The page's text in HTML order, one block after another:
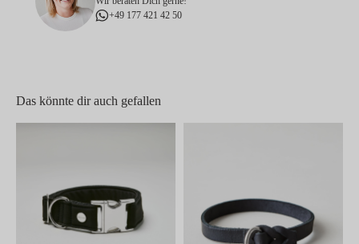
+49 177 421 42 50
Das könnte dir auch gefallen